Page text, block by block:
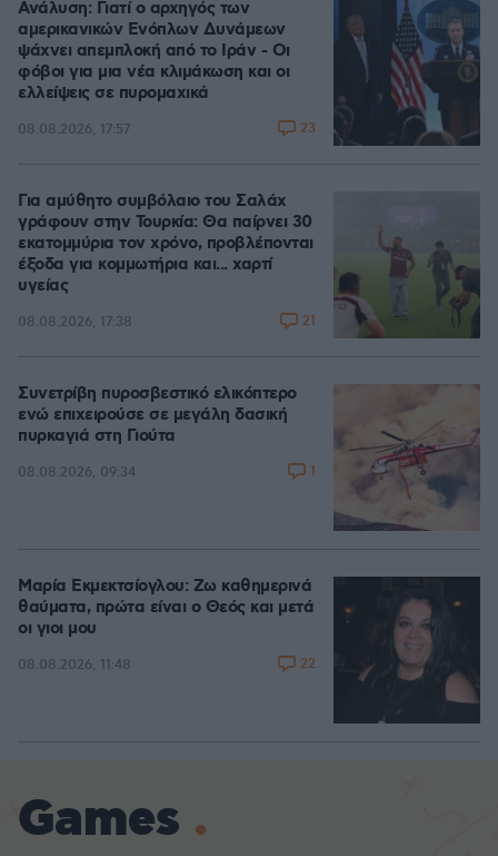
Ανάλυση: Γιατί ο αρχηγός των
αμερικανικών Ενόπλων Δυνάμεων
ψάχνει απεμπλοκή από το Ιράν - Οι
φόβοι για μια νέα κλιμάκωση και οι
ελλείψεις σε πυρομαχικά
08.08.2026, 17:57 23
Για αμύθητο συμβόλαιο του Σαλάχ
γράφουν στην Τουρκία: Θα παίρνει 30
εκατομμύρια τον χρόνο, προβλέπονται
έξοδα για κομμωτήρια και... χαρτί
υγείας
08.08.2026, 17:38 21
Συνετρίβη πυροσβεστικό ελικόπτερο
ενώ επιχειρούσε σε μεγάλη δασική
πυρκαγιά στη Γιούτα
08.08.2026, 09:34 1
Μαρία Εκμεκτσίογλου: Ζω καθημερινά
θαύματα, πρώτα είναι ο Θεός και μετά
οι γιοι μου
08.08.2026, 11:48 22
Games